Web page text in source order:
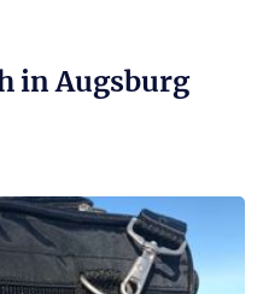
in Augsburg